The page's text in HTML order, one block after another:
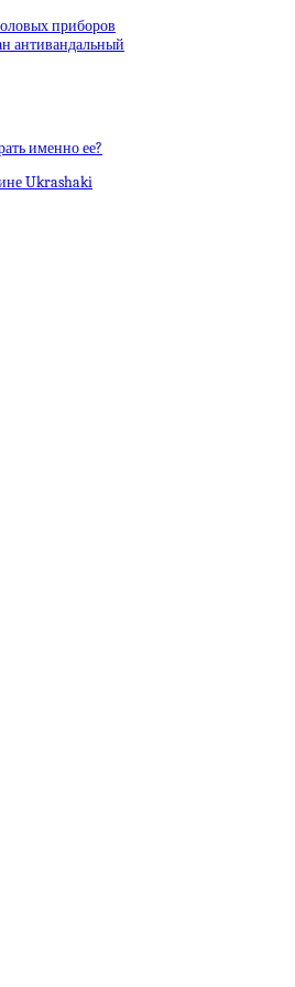
приборов
антивандальный
именно ее?
Ukrashaki